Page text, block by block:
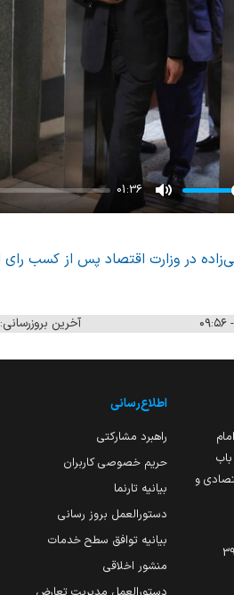
01:36
Mute
در وزارت اقتصاد پس از کسب
آخرین بروزرسانی: ۳۱ شهریور ۱۴۰۴ - ۰۹:۵۹
و
اطلاع‌رسانی
راهبرد مشارکتی
حریم خصوصی کاربران
بیانیه تارنما
دستورالعمل بروز رسانی
بیانیه توافق سطح خدمات
منشور اخلاقی